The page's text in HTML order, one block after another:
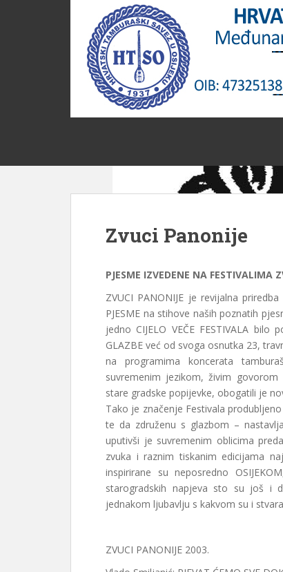
c
Zvuci Panonije
PJESME IZVEDENE NA FESTIVALIMA
ZVUCI PANONIJE je revijalna
PJESME na stihove naših poznatih
jedno CIJELO VEČE FESTIVALA bilo
GLAZBE već od svoga osnutka 23,
na programima koncerata
suvremenim jezikom, živim
stare gradske popijevke, obogatili je
Tako je značenje Festivala
te da združenu s glazbom –
uputivši je suvremenim oblicima
zvuka i raznim tiskanim edicijama
inspirirane su neposredno
starogradskih napjeva sto su još i
jednakom ljubavlju s kakvom su i
ZVUCI PANONIJE 2003.